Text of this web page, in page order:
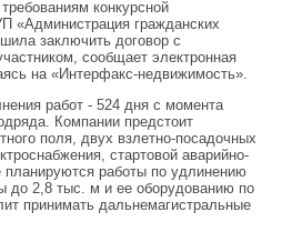
конкурсной
«Администрация гражданских
заключить договор с
сообщает электронная
на «Интерфакс-недвижимость».
работ - 524 дня с момента
Компании предстоит
поля, двух взлетно-посадочных
стартовой аварийно-
планируются работы по удлинению
до 2,8 тыс. м и ее оборудованию по
принимать дальнемагистральные